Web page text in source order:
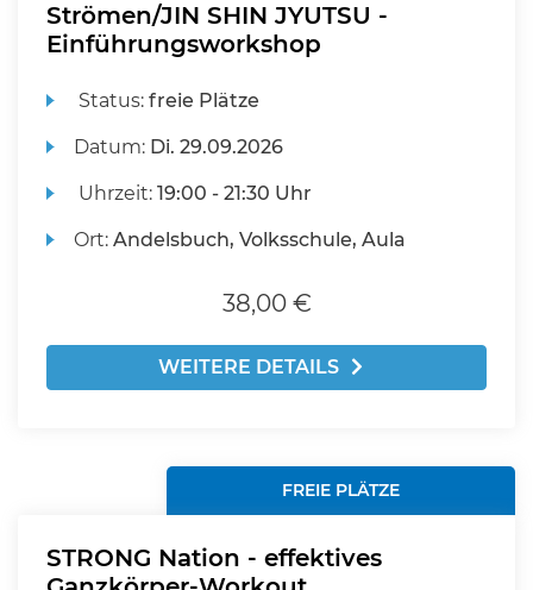
Strömen/JIN SHIN JYUTSU -
Einführungsworkshop
Status:freie Plätze
Datum: Di. 29.09.2026
Uhrzeit:19:00 - 21:30 Uhr
Ort:Andelsbuch, Volksschule, Aula
38,00 €
WEITERE DETAILS
FREIE PLÄTZE
STRONG Nation - effektives